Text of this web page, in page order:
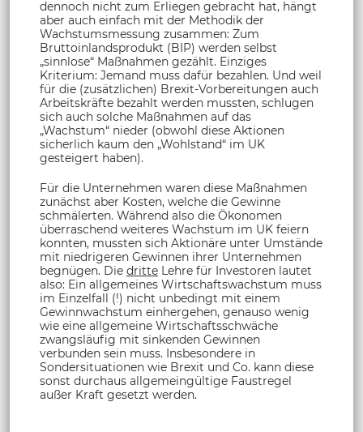
dennoch nicht zum Erliegen gebracht hat, hängt
aber auch einfach mit der Methodik der
Wachstumsmessung zusammen: Zum
Bruttoinlandsprodukt (BIP) werden selbst
„sinnlose“ Maßnahmen gezählt. Einziges
Kriterium: Jemand muss dafür bezahlen. Und weil
für die (zusätzlichen) Brexit-Vorbereitungen auch
Arbeitskräfte bezahlt werden mussten, schlugen
sich auch solche Maßnahmen auf das
„Wachstum“ nieder (obwohl diese Aktionen
sicherlich kaum den „Wohlstand“ im UK
gesteigert haben).
Für die Unternehmen waren diese Maßnahmen
zunächst aber Kosten, welche die Gewinne
schmälerten. Während also die Ökonomen
überraschend weiteres Wachstum im UK feiern
konnten, mussten sich Aktionäre unter Umstände
mit niedrigeren Gewinnen ihrer Unternehmen
begnügen. Die dritte Lehre für Investoren lautet
also: Ein allgemeines Wirtschaftswachstum muss
im Einzelfall (!) nicht unbedingt mit einem
Gewinnwachstum einhergehen, genauso wenig
wie eine allgemeine Wirtschaftsschwäche
zwangsläufig mit sinkenden Gewinnen
verbunden sein muss. Insbesondere in
Sondersituationen wie Brexit und Co. kann diese
sonst durchaus allgemeingültige Faustregel
außer Kraft gesetzt werden.